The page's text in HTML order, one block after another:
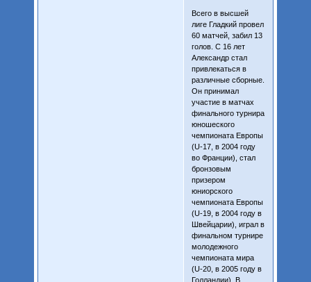
Всего в высшей
лиге Гладкий провел
60 матчей, забил 13
голов. С 16 лет
Александр стал
привлекаться в
различные сборные.
Он принимал
участие в матчах
финального турнира
юношеского
чемпионата Европы
(U-17, в 2004 году
во Франции), стал
бронзовым
призером
юниорского
чемпионата Европы
(U-19, в 2004 году в
Швейцарии), играл в
финальном турнире
молодежного
чемпионата мира
(U-20, в 2005 году в
Голландии). В